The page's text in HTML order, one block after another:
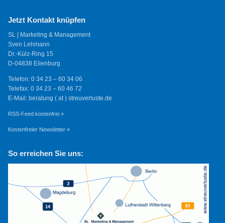
Jetzt Kontakt knüpfen
SL | Marketing & Management
Sven Lehmann
Dr.-Külz-Ring 15
D-04838 Eilenburg
Telefon: 0 34 23 – 60 34 06
Telefax: 0 34 23 – 60 46 72
E-Mail: beratung ( at ) streuverluste.de
RSS-Feed kostenfrei »
Kostenfreier Newsletter »
So erreichen Sie uns: